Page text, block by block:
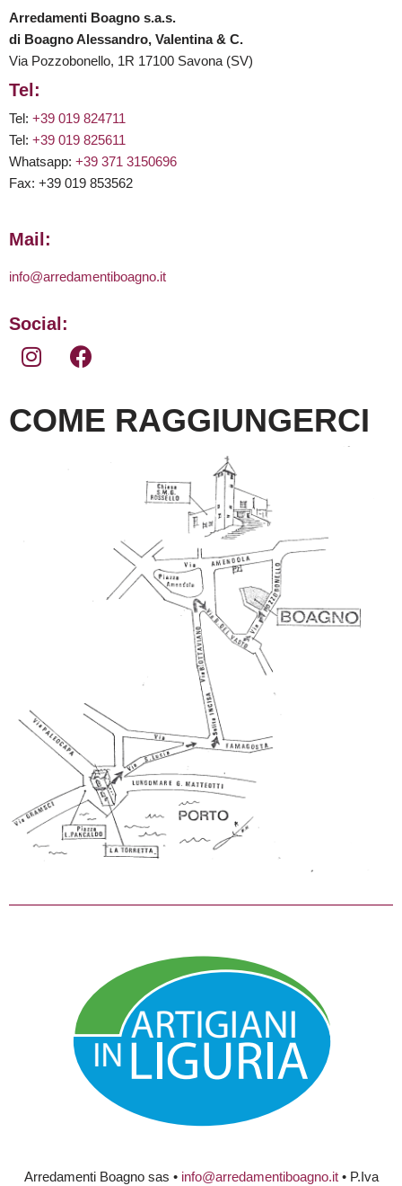
Arredamenti Boagno s.a.s.
di Boagno Alessandro, Valentina & C.
Via Pozzobonello, 1R 17100 Savona (SV)
Tel:
Tel: +39 019 824711
Tel: +39 019 825611
Whatsapp: +39 371 3150696
Fax: +39 019 853562
Mail:
info@arredamentiboagno.it
Social:
COME RAGGIUNGERCI
Arredamenti Boagno sas • info@arredamentiboagno.it• P.Iva